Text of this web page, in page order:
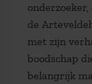
de
met zijn
boodschap
belangrijk